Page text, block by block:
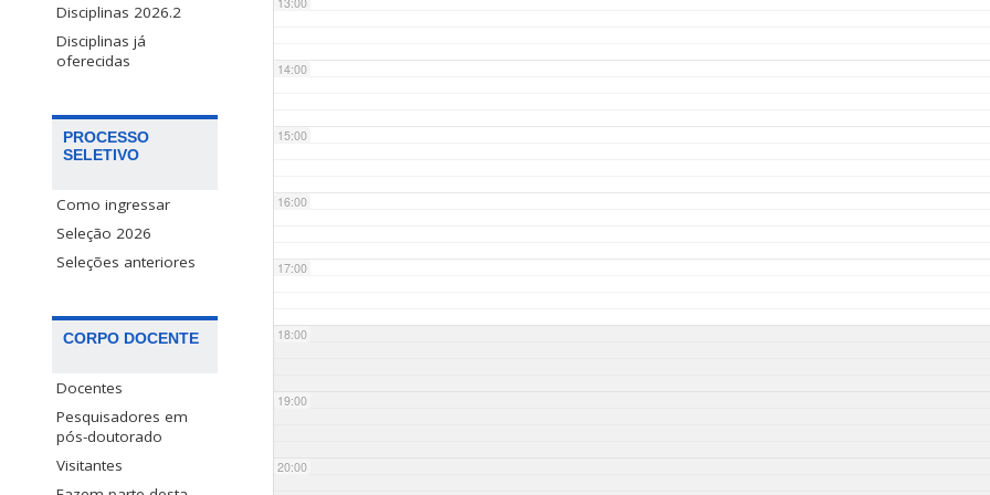
Disciplinas 2026.2
Disciplinas já
oferecidas
PROCESSO
SELETIVO
Como ingressar
Seleção 2026
Seleções anteriores
CORPO DOCENTE
Docentes
Pesquisadores em
pós-doutorado
Visitantes
14:00
15:00
16:00
17:00
18:00
19:00
20:00